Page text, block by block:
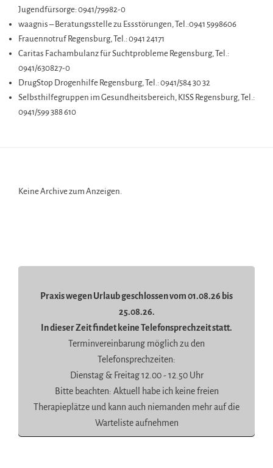
Jugendfürsorge: 0941/79982-0
waagnis – Beratungsstelle zu Essstörungen, Tel.:0941 5998606
Frauennotruf Regensburg, Tel.: 0941 24171
Caritas Fachambulanz für Suchtprobleme Regensburg, Tel.:
0941/630827-0
DrugStop Drogenhilfe Regensburg, Tel.: 0941/584 30 32
Selbsthilfegruppen im Gesundheitsbereich, KISS Regensburg, Tel.:
0941/599 388 610
Keine Archive zum Anzeigen.
Praxis wegen Urlaub geschlossen vom 01.08.26 bis
25.08.26.
In dieser Zeit findet keine Telefonsprechzeit statt.
Terminvereinbarung möglich zu den
Telefonsprechzeiten:
Dienstag & Freitag 12.00 - 12.50 Uhr
Bitte beachten: Aktuell habe ich keine freien
Therapieplätze und kann auch niemanden mehr auf die
Warteliste aufnehmen